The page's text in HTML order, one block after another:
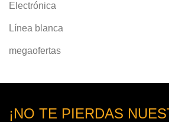
Electrónica
Línea blanca
megaofertas
¡NO TE PIERDAS